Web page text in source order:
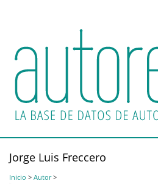
principal
Jorge Luis Freccero
Inicio > Autor>